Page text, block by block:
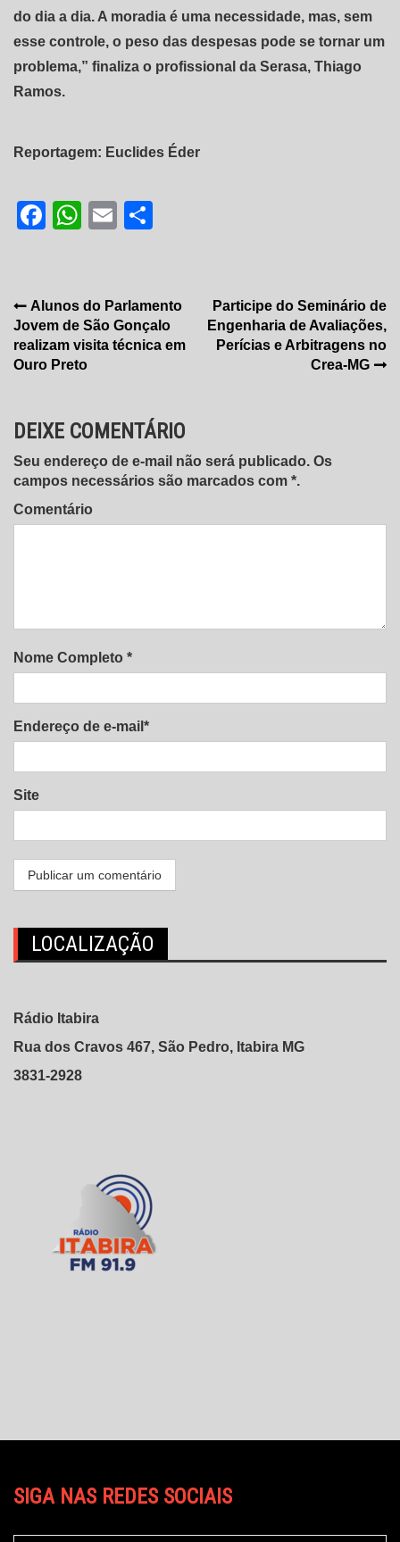
do dia a dia. A moradia é uma necessidade, mas, sem
esse controle, o peso das despesas pode se tornar um
problema,” finaliza o profissional da Serasa, Thiago
Ramos.
Reportagem: Euclides Éder
Facebook
WhatsApp
Email
Navegação
de
Post
Alunos do Parlamento
Jovem de São Gonçalo
realizam visita técnica em
Ouro Preto
Participe do Seminário de
Engenharia de Avaliações,
Perícias e Arbitragens no
Crea-MG
DEIXE COMENTÁRIO
Seu endereço de e-mail não será publicado. Os
campos necessários são marcados com *.
Comentário
Nome Completo *
Endereço de e-mail*
Site
LOCALIZAÇÃO
Rádio Itabira
Rua dos Cravos 467, São Pedro, Itabira MG
3831-2928
SIGA NAS REDES SOCIAIS